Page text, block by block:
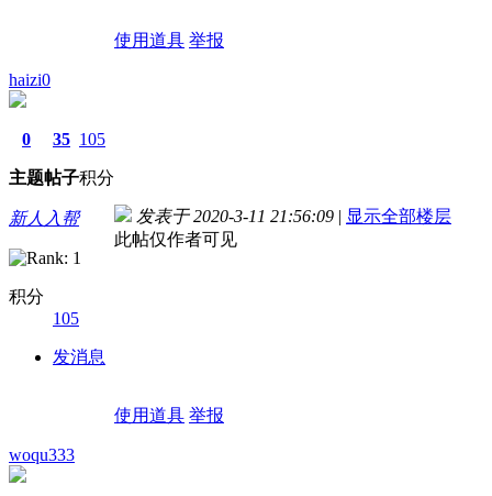
使用道具 举报
haizi0
0
主题
35
帖子
105
积分
新人入帮
积分
105
发消息
发表于 2020-3-11 21:56:09 | 显示全部楼层
此帖仅作者可见
使用道具 举报
woqu333